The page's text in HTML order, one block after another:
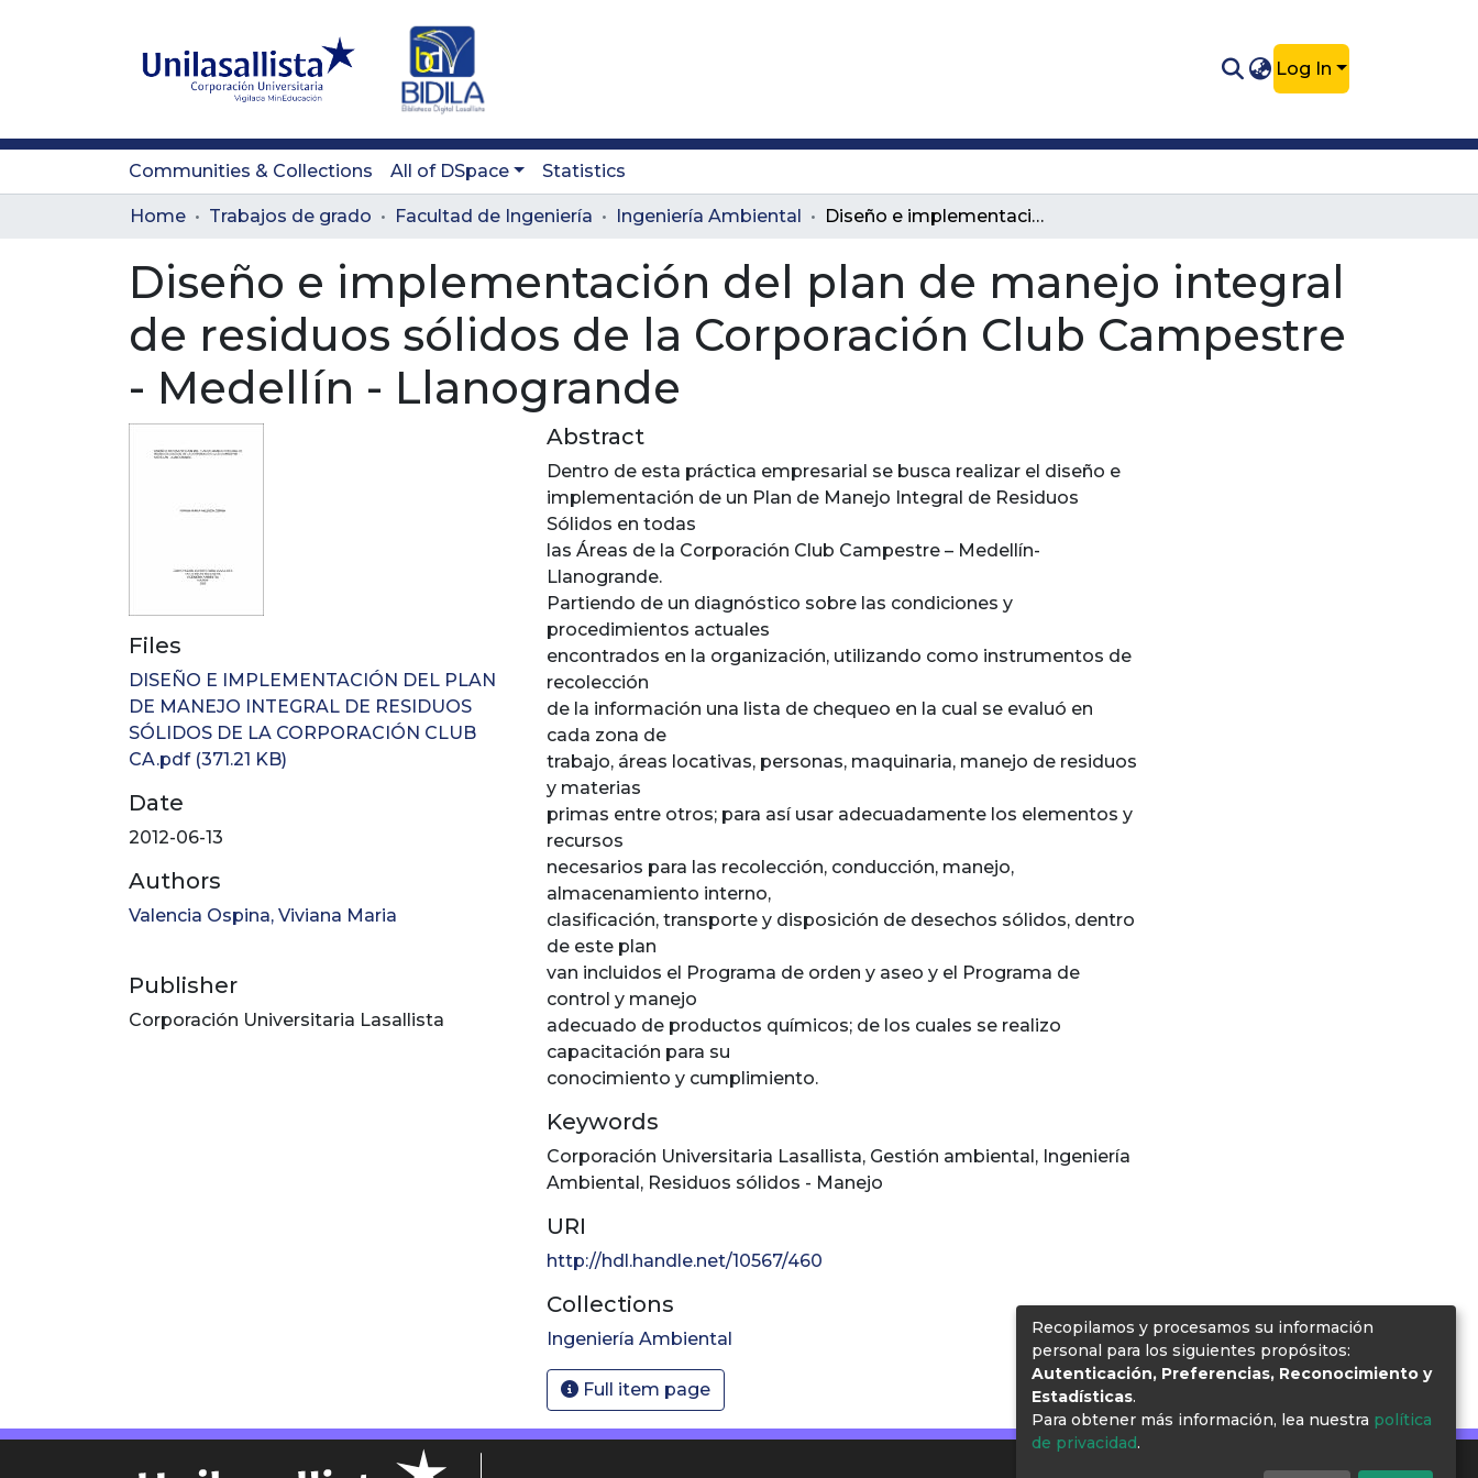
Log In
Communities & Collections All of DSpace Statistics
Home Trabajos de grado Facultad de Ingeniería Ingeniería Ambiental Diseño e implementación del plan de manejo integral de residuos sólidos de la Corporación Club Campestre - Medellín - Llanogrande
Diseño e implementación del plan de manejo integral
de residuos sólidos de la Corporación Club Campestre
- Medellín - Llanogrande
Files
DISEÑO E IMPLEMENTACIÓN DEL PLAN
DE MANEJO INTEGRAL DE RESIDUOS
SÓLIDOS DE LA CORPORACIÓN CLUB
CA.pdf(371.21 KB)
Date
2012-06-13
Authors
Valencia Ospina, Viviana Maria
Publisher
Corporación Universitaria Lasallista
Abstract
Dentro de esta práctica empresarial se busca realizar el diseño e
implementación de un Plan de Manejo Integral de Residuos
Sólidos en todas
las Áreas de la Corporación Club Campestre – Medellín-
Llanogrande.
Partiendo de un diagnóstico sobre las condiciones y
procedimientos actuales
encontrados en la organización, utilizando como instrumentos de
recolección
de la información una lista de chequeo en la cual se evaluó en
cada zona de
trabajo, áreas locativas, personas, maquinaria, manejo de residuos
y materias
primas entre otros; para así usar adecuadamente los elementos y
recursos
necesarios para las recolección, conducción, manejo,
almacenamiento interno,
clasificación, transporte y disposición de desechos sólidos, dentro
de este plan
van incluidos el Programa de orden y aseo y el Programa de
control y manejo
adecuado de productos químicos; de los cuales se realizo
capacitación para su
conocimiento y cumplimiento.
Keywords
Corporación Universitaria Lasallista, Gestión ambiental, Ingeniería
Ambiental, Residuos sólidos - Manejo
URI
http://hdl.handle.net/10567/460
Collections
Ingeniería Ambiental
Full item page
Recopilamos y procesamos su información
personal para los siguientes propósitos:
Autenticación, Preferencias, Reconocimiento y
Estadísticas.
Para obtener más información, lea nuestra política
de privacidad.